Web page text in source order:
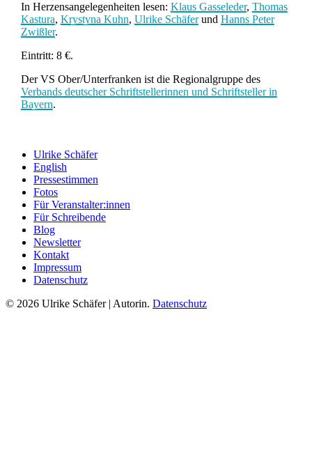
In Herzensangelegenheiten lesen: Klaus Gasseleder, Thomas
Kastura, Krystyna Kuhn, Ulrike Schäferund Hanns Peter
Zwißler.
Eintritt: 8 €.
Der VS Ober/Unterfranken ist die Regionalgruppe des
Verbands deutscher Schriftstellerinnen und Schriftsteller in
Bayern.
Ulrike Schäfer
English
Pressestimmen
Fotos
Für Veranstalter:innen
Für Schreibende
Blog
Newsletter
Kontakt
Impressum
Datenschutz
© 2026 Ulrike Schäfer | Autorin. Datenschutz